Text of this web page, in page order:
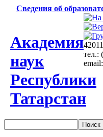
Сведения об
Академия
наук
Республики
Татарстан
тел.:
email: